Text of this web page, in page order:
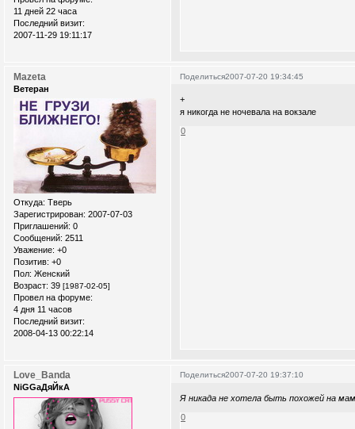
11 дней 22 часа
Последний визит:
2007-11-29 19:11:17
Поделиться2007-07-20 19:34:45
Mazeta
Ветеран
Откуда: Тверь
Зарегистрирован: 2007-07-03
Приглашений: 0
Сообщений: 2511
Уважение: +0
Позитив: +0
Пол: Женский
Возраст: 39 [1987-02-05]
Провел на форуме:
4 дня 11 часов
Последний визит:
2008-04-13 00:22:14
+
я никогда не ночевала на вокзале
0
Поделиться2007-07-20 19:37:10
Love_Banda
NiGGaДяЙкА
Я никада не хотела быть похожей на
0